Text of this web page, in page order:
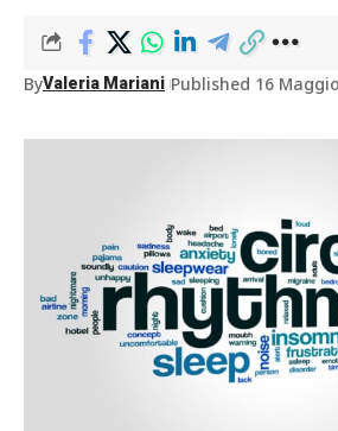
ByValeria Mariani Published 16